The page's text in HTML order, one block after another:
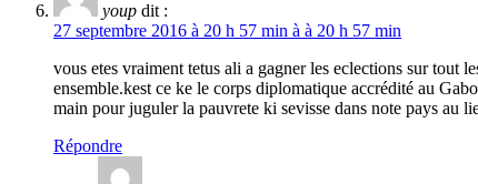
youp dit :
27 septembre 2016 à 20 h 57 min à à 20 h 57 min
vous etes vraiment tetus ali a gagner les eclections sur tout
ensemble.kest ce ke le corps diplomatique accrédité au
main pour juguler la pauvrete ki sevisse dans note pays au
Répondre